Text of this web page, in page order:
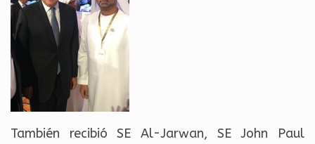
También recibió SE Al-Jarwan, SE John Paul